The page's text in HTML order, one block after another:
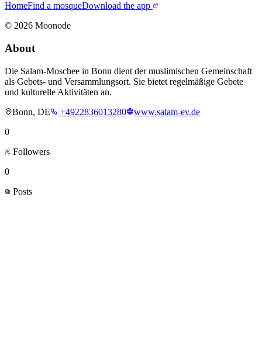
HomeFind a mosqueDownload the app
© 2026 Moonode
About
Die Salam-Moschee in Bonn dient der muslimischen Gemeinschaft
als Gebets- und Versammlungsort. Sie bietet regelmäßige Gebete
und kulturelle Aktivitäten an.
Bonn, DE
+4922836013280
www.salam-ev.de
0
Followers
0
Posts